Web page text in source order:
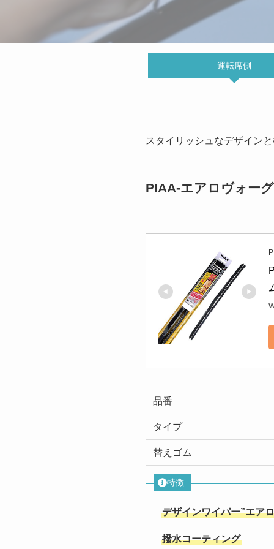
運転席側
スタイリッシュなデザイン
PIAA-エアロヴォー
品番
タイプ
替えゴム
特徴
デザインワイパー”エア
撥水コーティング